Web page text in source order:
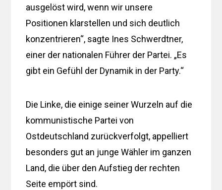
ausgelöst wird, wenn wir unsere
Positionen klarstellen und sich deutlich
konzentrieren“, sagte Ines Schwerdtner,
einer der nationalen Führer der Partei. „Es
gibt ein Gefühl der Dynamik in der Party.“
Die Linke, die einige seiner Wurzeln auf die
kommunistische Partei von
Ostdeutschland zurückverfolgt, appelliert
besonders gut an junge Wähler im ganzen
Land, die über den Aufstieg der rechten
Seite empört sind.